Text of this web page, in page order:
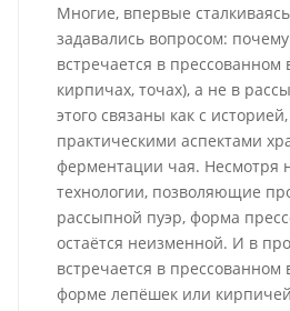
Многие, впервые
задавались вопросом:
встречается в прессованном
кирпичах, точах), а не в
этого связаны как с
практическими аспектами
ферментации чая. Несмотря
технологии, позволяющие
рассыпной пуэр, форма
остаётся неизменной. И в
встречается в
форме лепёшек или